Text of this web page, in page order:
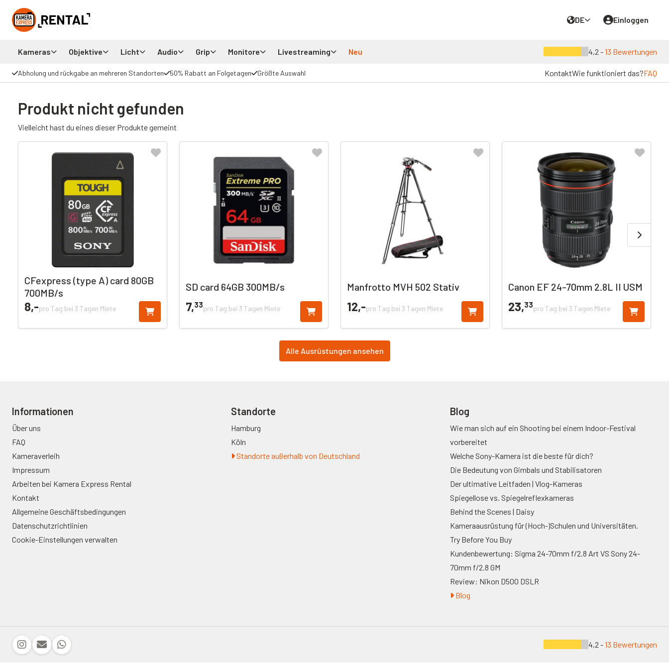
DE Einloggen
Kameras Objektive Licht Audio Grip Monitore Livestreaming Neu 4,2 -13 Bewertungen
Abholung und rückgabe an mehreren Standorten 50% Rabatt an Folgetagen Größte Auswahl KontaktWie funktioniert das?FAQ
Produkt nicht gefunden
Vielleicht hast du eines dieser Produkte gemeint
CFexpress (type A) card 80GB
700MB/s
8,-pro Tag bei 3 Tagen Miete
SD card 64GB 300MB/s
7,33pro Tag bei 3 Tagen Miete
Manfrotto MVH 502 Stativ
12,-pro Tag bei 3 Tagen Miete
Canon EF 24-70mm 2.8L II USM
23,33pro Tag bei 3 Tagen Miete
Alle Ausrüstungen ansehen
Informationen
Über uns
FAQ
Kameraverleih
Impressum
Arbeiten bei Kamera Express Rental
Kontakt
Allgemeine Geschäftsbedingungen
Datenschutzrichtlinien
Cookie-Einstellungen verwalten
Standorte
Hamburg
Köln
Standorte außerhalb von Deutschland
Blog
Wie man sich auf ein Shooting bei einem Indoor-Festival
vorbereitet
Welche Sony-Kamera ist die beste für dich?
Die Bedeutung von Gimbals und Stabilisatoren
Der ultimative Leitfaden | Vlog-Kameras
Spiegellose vs. Spiegelreflexkameras
Behind the Scenes | Daisy
Kameraausrüstung für (Hoch-)Schulen und Universitäten.
Try Before You Buy
Kundenbewertung: Sigma 24-70mm f/2.8 Art VS Sony 24-
70mm f/2.8 GM
Review: Nikon D500 DSLR
Blog
4,2 -13 Bewertungen